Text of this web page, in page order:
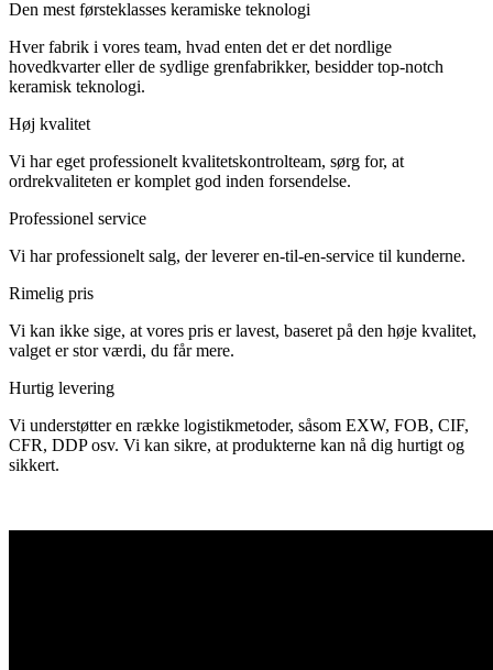
Den mest førsteklasses keramiske teknologi
Hver fabrik i vores team, hvad enten det er det nordlige
hovedkvarter eller de sydlige grenfabrikker, besidder top-notch
keramisk teknologi.
Høj kvalitet
Vi har eget professionelt kvalitetskontrolteam, sørg for, at
ordrekvaliteten er komplet god inden forsendelse.
Professionel service
Vi har professionelt salg, der leverer en-til-en-service til kunderne.
Rimelig pris
Vi kan ikke sige, at vores pris er lavest, baseret på den høje kvalitet,
valget er stor værdi, du får mere.
Hurtig levering
Vi understøtter en række logistikmetoder, såsom EXW, FOB, CIF,
CFR, DDP osv. Vi kan sikre, at produkterne kan nå dig hurtigt og
sikkert.